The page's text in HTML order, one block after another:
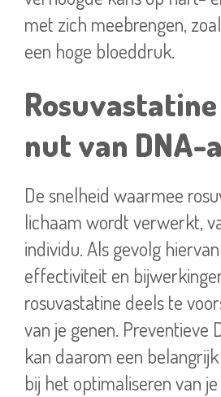
met zich meebrengen,
een hoge bloeddruk.
nut van DNA-
De snelheid waarmee
lichaam wordt verwerkt,
individu. Als gevolg
effectiviteit en
rosuvastatine deels te
van je genen. Preventieve
kan daarom een
bij het optimaliseren van